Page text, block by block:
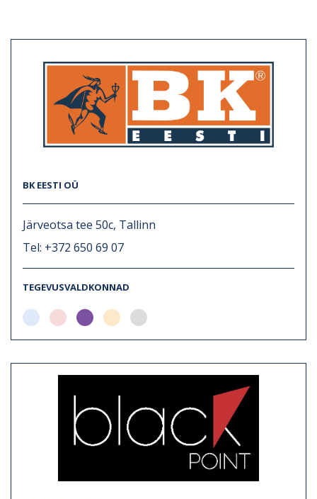
BK EESTI OÜ
Järveotsa tee 50c, Tallinn
Tel: +372 650 69 07
TEGEVUSVALDKONNAD